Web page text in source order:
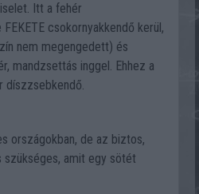
Itt a fehér
csokornyakkendő kerül,
nem megengedett) és
mandzsettás inggel. Ehhez a
díszzsebkendő.
országokban, de az biztos,
szükséges, amit egy sötét